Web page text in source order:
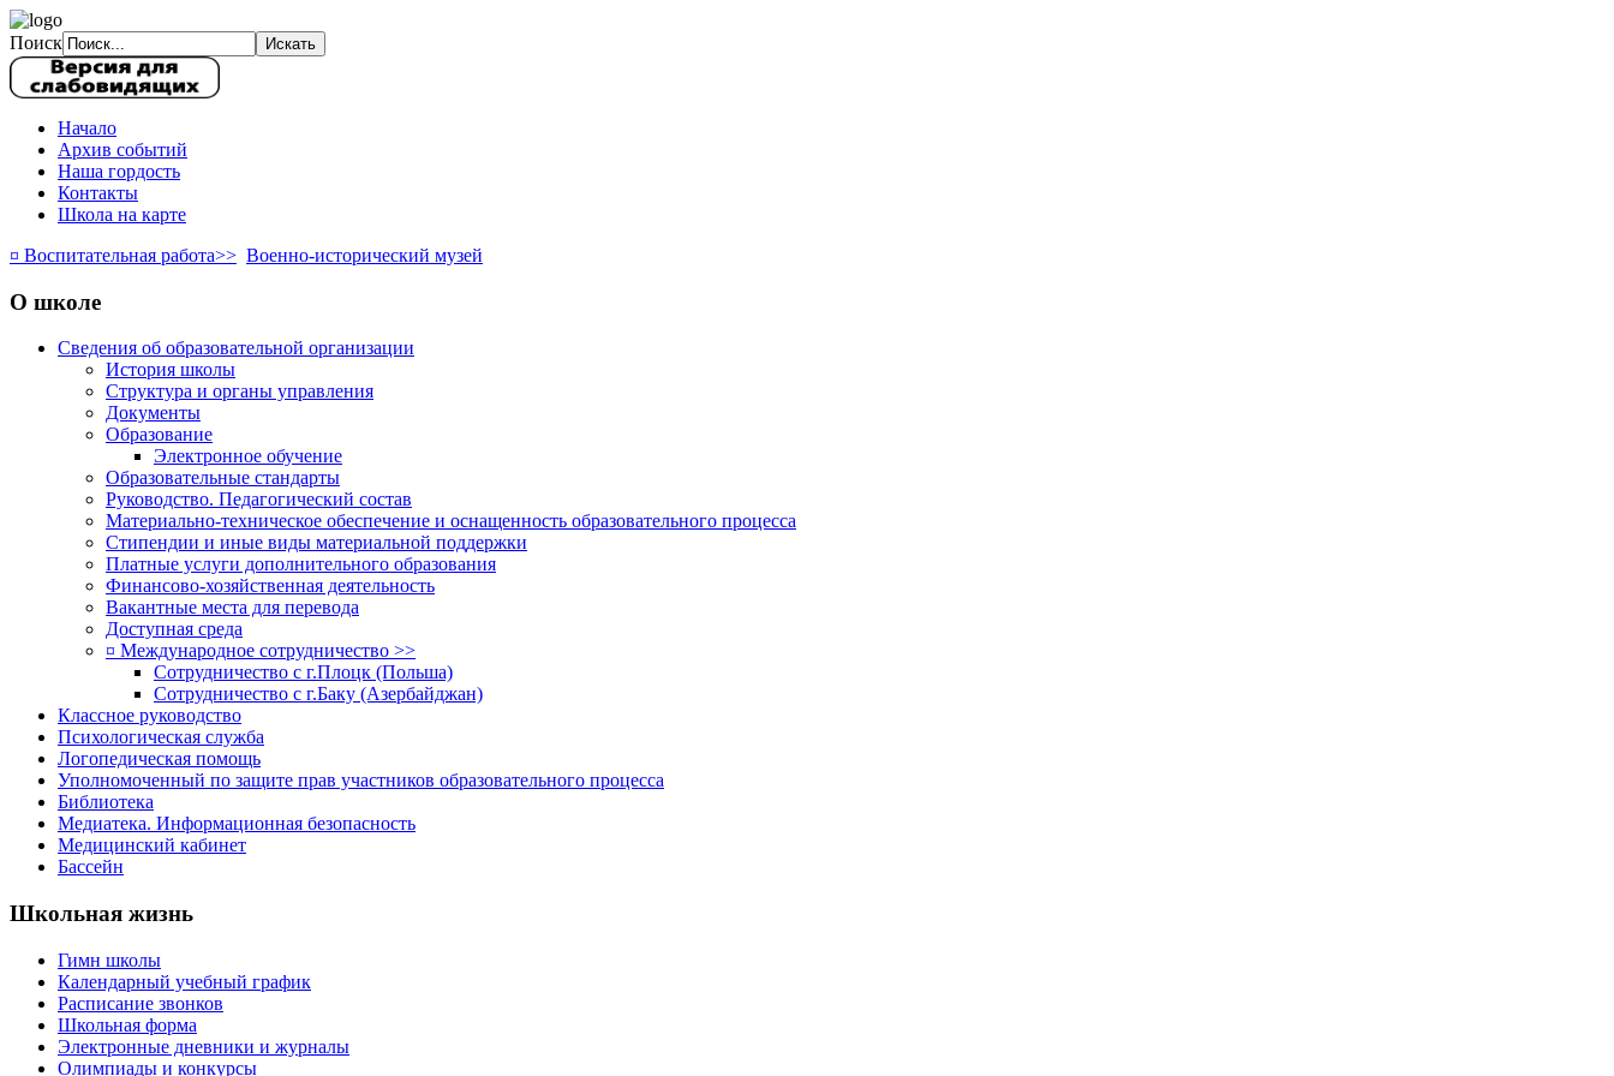
Поиск
Начало
Архив событий
Наша гордость
Контакты
Школа на карте
¤ Воспитательная работа>> Военно-исторический музей
О школе
Сведения об образовательной организации
История школы
Структура и органы управления
Документы
Образование
Электронное обучение
Образовательные стандарты
Руководство. Педагогический состав
Материально-техническое обеспечение и оснащенность образовательного процесса
Стипендии и иные виды материальной поддержки
Платные услуги дополнительного образования
Финансово-хозяйственная деятельность
Вакантные места для перевода
Доступная среда
¤ Международное сотрудничество >>
Сотрудничество с г.Плоцк (Польша)
Сотрудничество с г.Баку (Азербайджан)
Классное руководство
Психологическая служба
Логопедическая помощь
Уполномоченный по защите прав участников образовательного процесса
Библиотека
Медиатека. Информационная безопасность
Медицинский кабинет
Бассейн
Школьная жизнь
Гимн школы
Календарный учебный график
Расписание звонков
Школьная форма
Электронные дневники и журналы
Олимпиады и конкурсы